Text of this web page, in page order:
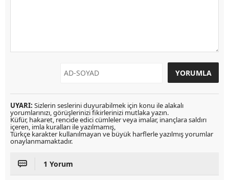
UYARI: Sizlerin seslerini duyurabilmek için konu ile alakalı
yorumlarınızı, görüşlerinizi fikirlerinizi mutlaka yazın.
Küfür, hakaret, rencide edici cümleler veya imalar, inançlara saldırı
içeren, imla kuralları ile yazılmamış,
Türkçe karakter kullanılmayan ve büyük harflerle yazılmış yorumlar
onaylanmamaktadır.
1 Yorum